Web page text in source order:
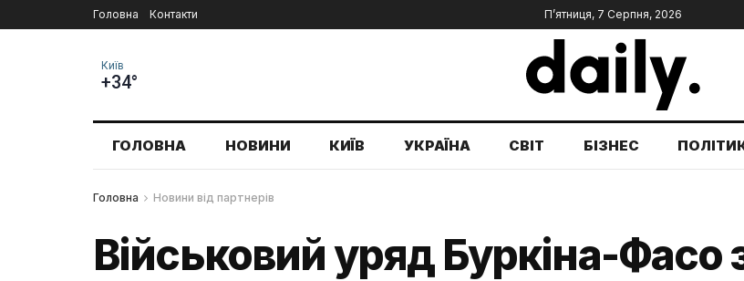
Головна Контакти П’ятниця, 7 Серпня, 2026
Київ
+34°
ГОЛОВНА НОВИНИ КИЇВ УКРАЇНА СВІТ БІЗНЕС
Головна Новини від партнерів
Військовий уряд Буркіна-Фасо